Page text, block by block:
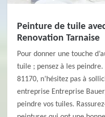
Peinture de tuile
Renovation Tarnaise
Pour donner une touche
tuile ; pensez à les
81170, n’hésitez pas à
entreprise Entreprise
peindre vos tuiles.